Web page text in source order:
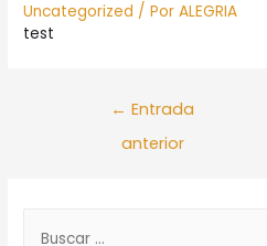
Uncategorized / PorALEGRIA
test
← Entrada
anterior